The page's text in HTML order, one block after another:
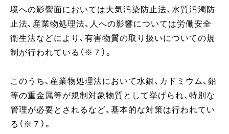
境への影響面においては大気汚染防止法、水質汚濁防
止法、産業物処理法、人への影響については労働安全
衛生法などにより、有害物質の取り扱いについての規
制が行われている（※７）。
このうち、産業物処理法において水銀、カドミウム、鉛
等の重金属等が規制対象物質として挙げられ、特別な
管理が必要とされるなど、基本的な対策は行われてい
る（※７）。